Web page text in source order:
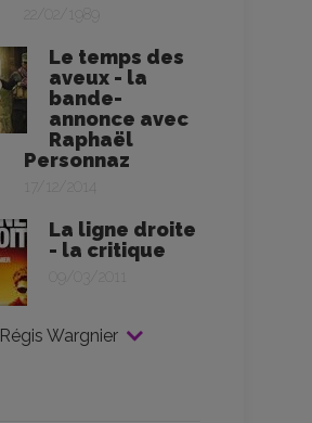
22/02/1989
Le temps des
aveux - la
bande-
annonce avec
Raphaël
Personnaz
17/12/2014
La ligne droite
- la critique
Régis Wargnier